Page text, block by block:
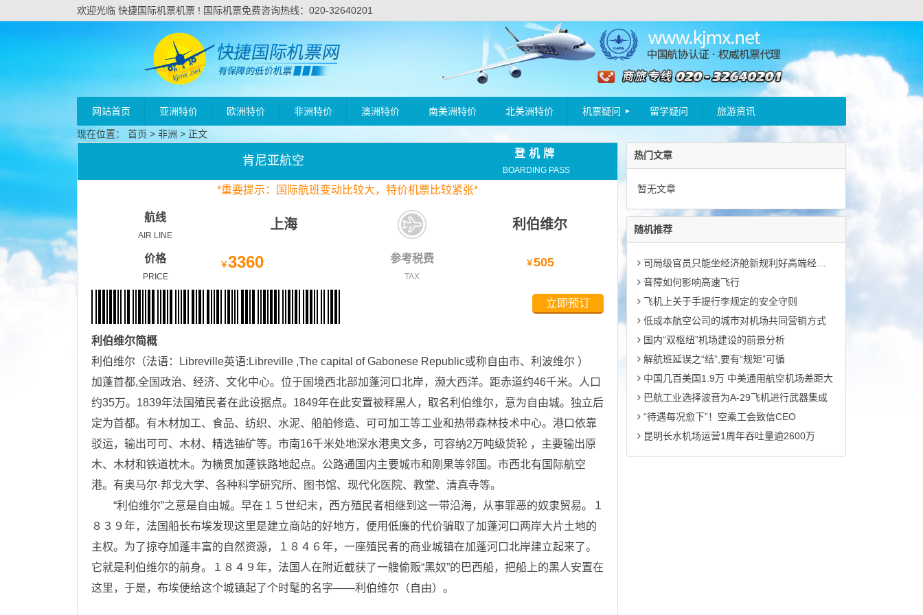
欢迎光临 快捷国际机票机票 ! 国际机票免费咨询热线：020-32640201
网站首页 亚洲特价 欧洲特价 非洲特价 澳洲特价 南美洲特价 北美洲特价 机票疑问 留学疑问 旅游资讯
现在位置： 首页 > 非洲 > 正文
肯尼亚航空
登机牌
BOARDING PASS
*重要提示：国际航班变动比较大，特价机票比较紧张*
航线
AIR LINE
上海 利伯维尔
价格
PRICE
￥3360 参考税费
TAX
￥505
立即预订
利伯维尔简概
利伯维尔（法语：Libreville英语:Libreville ,The capital of Gabonese Republic或称自由市、利波维尔 ）
加蓬首都,全国政治、经济、文化中心。位于国境西北部加蓬河口北岸，濒大西洋。距赤道约46千米。人口
约35万。1839年法国殖民者在此设据点。1849年在此安置被释黑人，取名利伯维尔，意为自由城。独立后
定为首都。有木材加工、食品、纺织、水泥、船舶修造、可可加工等工业和热带森林技术中心。港口依靠
驳运，输出可可、木材、精选铀矿等。市南16千米处地深水港奥文多，可容纳2万吨级货轮 ，主要输出原
木、木材和铁道枕木。为横贯加蓬铁路地起点。公路通国内主要城市和刚果等邻国。市西北有国际航空
港。有奥马尔·邦戈大学、各种科学研究所、图书馆、现代化医院、教堂、清真寺等。
“利伯维尔”之意是自由城。早在１５世纪末，西方殖民者相继到这一带沿海，从事罪恶的奴隶贸易。１
８３９年，法国船长布埃发现这里是建立商站的好地方，便用低廉的代价骗取了加蓬河口两岸大片土地的
主权。为了掠夺加蓬丰富的自然资源，１８４６年，一座殖民者的商业城镇在加蓬河口北岸建立起来了。
它就是利伯维尔的前身。１８４９年，法国人在附近截获了一艘偷贩“黑奴”的巴西船，把船上的黑人安置在
这里，于是，布埃便给这个城镇起了个时髦的名字——利伯维尔（自由）。
热门文章
暂无文章
随机推荐
司局级官员只能坐经济舱新规利好高端经济舱
音障如何影响高速飞行
飞机上关于手提行李规定的安全守则
低成本航空公司的城市对机场共同营销方式
国内“双枢纽”机场建设的前景分析
解航班延误之“结”,要有“规矩”可循
中国几百美国1.9万 中美通用航空机场差距大
巴航工业选择波音为A-29飞机进行武器集成
“待遇每况愈下”！空乘工会致信CEO
昆明长水机场运营1周年吞吐量逾2600万